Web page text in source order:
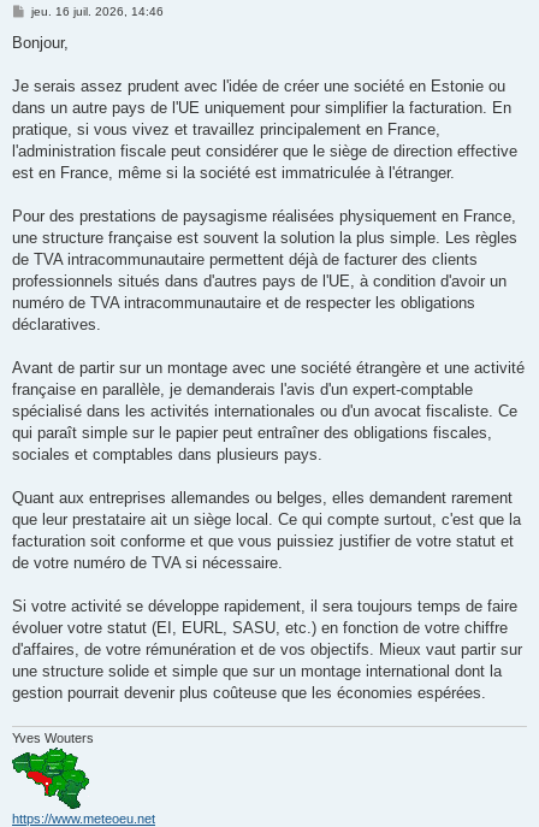
M
s
g
jeu. 16 juil. 2026, 14:46
Bonjour,
Je serais assez prudent avec l'idée de créer une société en Estonie ou
dans un autre pays de l'UE uniquement pour simplifier la facturation. En
pratique, si vous vivez et travaillez principalement en France,
l'administration fiscale peut considérer que le siège de direction effective
est en France, même si la société est immatriculée à l'étranger.
Pour des prestations de paysagisme réalisées physiquement en France,
une structure française est souvent la solution la plus simple. Les règles
de TVA intracommunautaire permettent déjà de facturer des clients
professionnels situés dans d'autres pays de l'UE, à condition d'avoir un
numéro de TVA intracommunautaire et de respecter les obligations
déclaratives.
Avant de partir sur un montage avec une société étrangère et une activité
française en parallèle, je demanderais l'avis d'un expert-comptable
spécialisé dans les activités internationales ou d'un avocat fiscaliste. Ce
qui paraît simple sur le papier peut entraîner des obligations fiscales,
sociales et comptables dans plusieurs pays.
Quant aux entreprises allemandes ou belges, elles demandent rarement
que leur prestataire ait un siège local. Ce qui compte surtout, c'est que la
facturation soit conforme et que vous puissiez justifier de votre statut et
de votre numéro de TVA si nécessaire.
Si votre activité se développe rapidement, il sera toujours temps de faire
évoluer votre statut (EI, EURL, SASU, etc.) en fonction de votre chiffre
d'affaires, de votre rémunération et de vos objectifs. Mieux vaut partir sur
une structure solide et simple que sur un montage international dont la
gestion pourrait devenir plus coûteuse que les économies espérées.
Yves Wouters
https://www.meteoeu.net